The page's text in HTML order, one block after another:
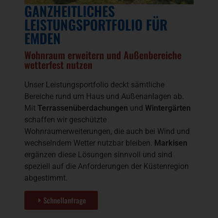
GANZHEITLICHES
LEISTUNGSPORTFOLIO FÜR
EMDEN
Wohnraum erweitern und Außenbereiche
wetterfest nutzen
Unser Leistungsportfolio deckt sämtliche
Bereiche rund um Haus und Außenanlagen ab.
Mit Terrassenüberdachungen und Wintergärten
schaffen wir geschützte
Wohnraumerweiterungen, die auch bei Wind und
wechselndem Wetter nutzbar bleiben. Markisen
ergänzen diese Lösungen sinnvoll und sind
speziell auf die Anforderungen der Küstenregion
abgestimmt.
Schnellanfrage